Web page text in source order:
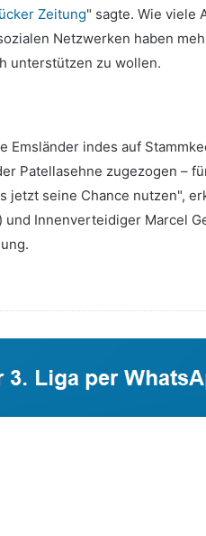
Zeitung" sagte. Wie viele
Netzwerken haben
unterstützen zu wollen.
Emsländer indes auf
Patellasehne zugezogen –
jetzt seine Chance nutzen",
und Innenverteidiger Marcel